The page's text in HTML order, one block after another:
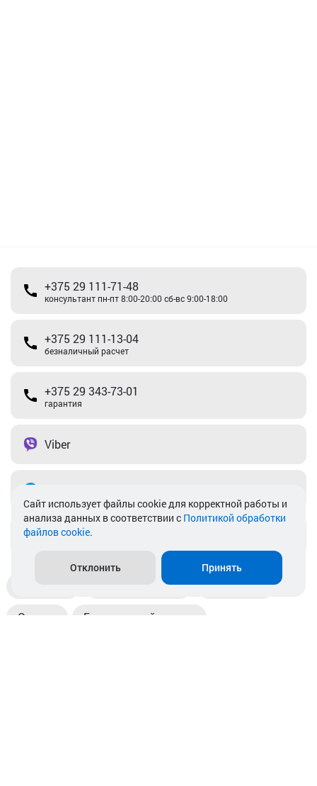
+375 29 111-71-48
консультант пн-пт 8:00-20:00 сб-вс 9:00-18:00
+375 29 111-13-04
безналичный расчет
+375 29 343-73-01
гарантия
Viber
info@akkamulik.by
Пункты выдачи Магазины
Оплата Безналичный расчет
Cайт использует файлы cookie для корректной работы и
анализа данных в соответствии с Политикой обработки
файлов cookie.
Отклонить Принять